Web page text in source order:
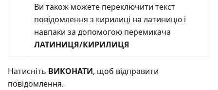
Ви також можете переключити текст
повідомлення з кирилиці на латиницю і
навпаки за допомогою перемикача
ЛАТИНИЦЯ/КИРИЛИЦЯ
Натисніть ВИКОНАТИ, щоб відправити
повідомлення.